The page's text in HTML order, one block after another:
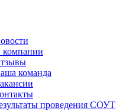
команда
проведения СОУТ